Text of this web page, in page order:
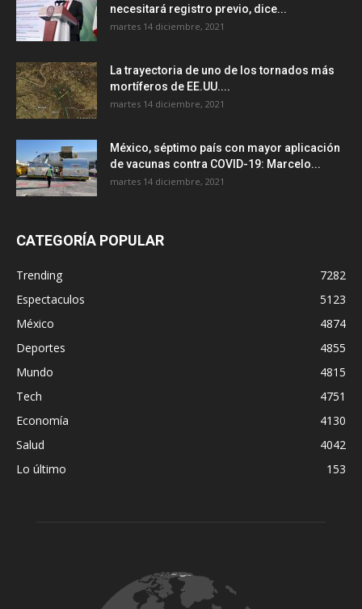
necesitará registro previo, dice...
martes 14 diciembre, 2021
La trayectoria de uno de los tornados más
mortíferos de EE.UU....
martes 14 diciembre, 2021
México, séptimo país con mayor aplicación
de vacunas contra COVID-19: Marcelo...
martes 14 diciembre, 2021
CATEGORÍA POPULAR
Trending
7282
Espectaculos
5123
México
4874
Deportes
4855
Mundo
4815
Tech
4751
Economía
4130
Salud
4042
Lo último
153